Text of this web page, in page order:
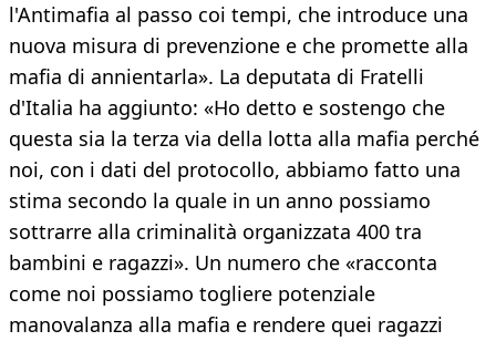
l'Antimafia al passo coi tempi, che introduce una
nuova misura di prevenzione e che promette alla
mafia di annientarla». La deputata di Fratelli
d'Italia ha aggiunto: «Ho detto e sostengo che
questa sia la terza via della lotta alla mafia perché
noi, con i dati del protocollo, abbiamo fatto una
stima secondo la quale in un anno possiamo
sottrarre alla criminalità organizzata 400 tra
bambini e ragazzi». Un numero che «racconta
come noi possiamo togliere potenziale
manovalanza alla mafia e rendere quei ragazzi